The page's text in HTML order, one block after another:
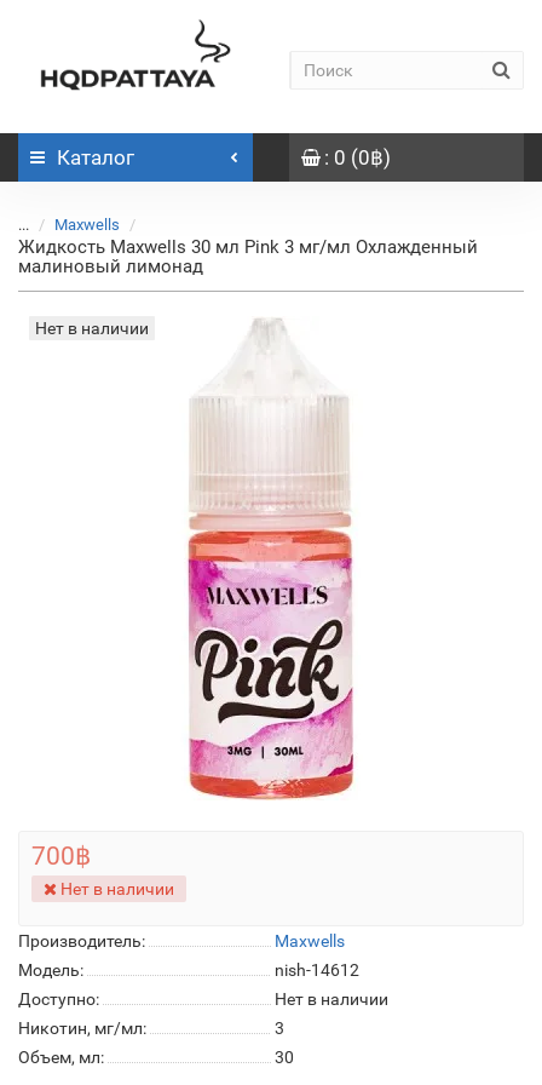
Каталог : 0 (0฿)
... Maxwells
Жидкость Maxwells 30 мл Pink 3 мг/мл Охлажденный
малиновый лимонад
Нет в наличии
Производитель:
Maxwells
Модель:
nish-14612
Доступно:
Нет в наличии
Никотин, мг/мл:
3
Объем, мл:
30
700฿
Нет в наличии